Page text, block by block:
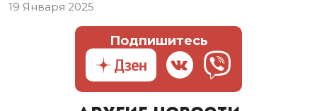
19 Января 2025
Подпишитесь